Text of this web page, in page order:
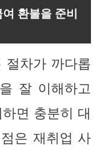
환불을 준비
절차가 까다롭
잘 이해하고
면 충분히 대
은 재취업 사